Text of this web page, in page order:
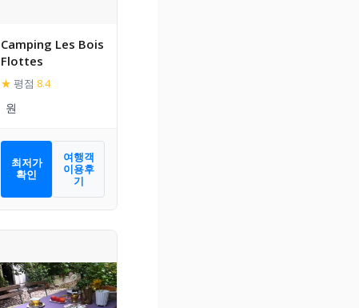
Camping Les Bois
Flottes
★ 평점 8.4
최저가
확인
여행객
이용후
기